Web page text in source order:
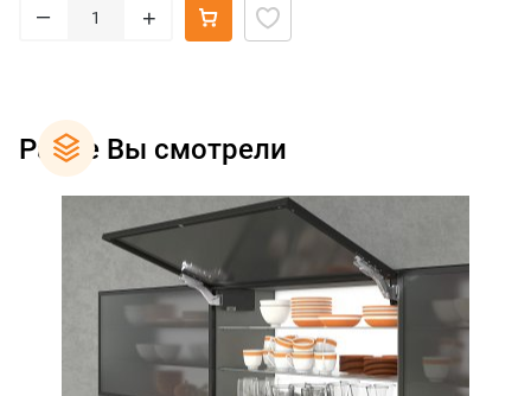
– +
Ранее Вы смотрели